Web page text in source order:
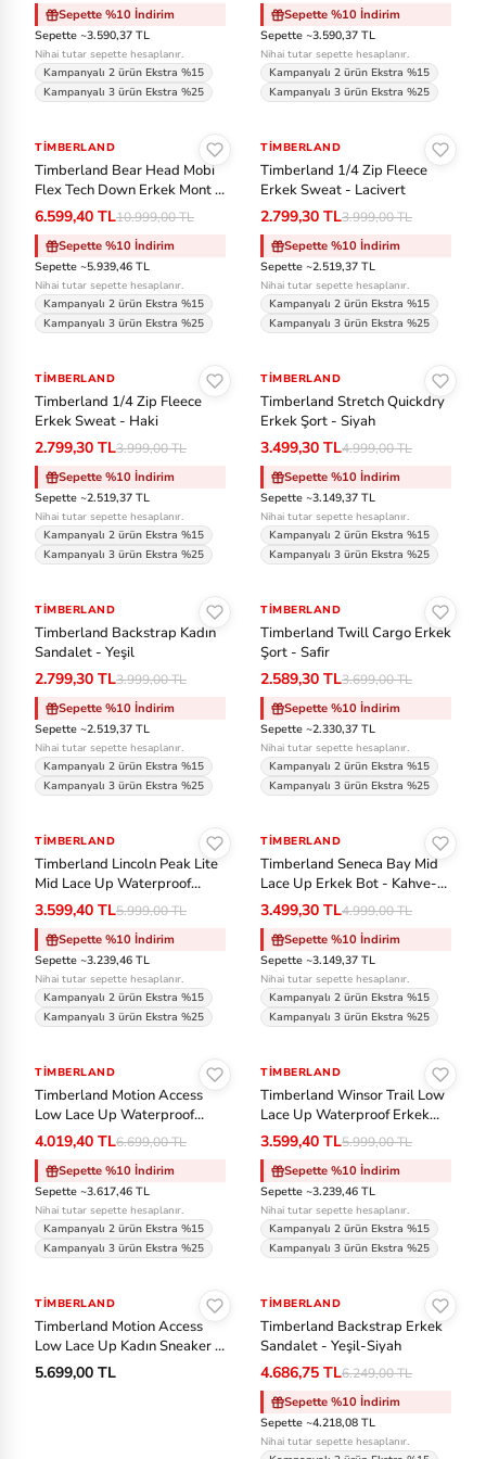
y
P
u
a
S
al
o
m
o
S
au
co
ny
S
ch
er
Sl
a
m
an
le
y
Ti
m
b
la
n
d
U
n
d
A
m
Sepette %10 İndirim
Sepette ~3.590,37 TL
Nihai tutar sepette hesaplanır.
Kampanyalı 2 ürün Ekstra %15
Kampanyalı 3 ürün Ekstra %25
Sepette %10 İndirim
Sepette ~3.590,37 TL
Nihai tutar sepette hesaplanır.
Kampanyalı 2 ürün Ekstra %15
Kampanyalı 3 ürün Ekstra %25
-%40
TIMBERLAND
Timberland Bear Head Mobi
Flex Tech Down Erkek Mont -
Siyah
6.599,40 TL10.999,00 TL
Sepette %10 İndirim
Sepette ~5.939,46 TL
Nihai tutar sepette hesaplanır.
Kampanyalı 2 ürün Ekstra %15
Kampanyalı 3 ürün Ekstra %25
-%30
TIMBERLAND
Timberland 1/4 Zip Fleece
Erkek Sweat - Lacivert
2.799,30 TL3.999,00 TL
Sepette %10 İndirim
Sepette ~2.519,37 TL
Nihai tutar sepette hesaplanır.
Kampanyalı 2 ürün Ekstra %15
Kampanyalı 3 ürün Ekstra %25
-%30
TIMBERLAND
Timberland 1/4 Zip Fleece
Erkek Sweat - Haki
2.799,30 TL3.999,00 TL
Sepette %10 İndirim
Sepette ~2.519,37 TL
Nihai tutar sepette hesaplanır.
Kampanyalı 2 ürün Ekstra %15
Kampanyalı 3 ürün Ekstra %25
-%30
TIMBERLAND
Timberland Stretch Quickdry
Erkek Şort - Siyah
3.499,30 TL4.999,00 TL
Sepette %10 İndirim
Sepette ~3.149,37 TL
Nihai tutar sepette hesaplanır.
Kampanyalı 2 ürün Ekstra %15
Kampanyalı 3 ürün Ekstra %25
-%30
TIMBERLAND
Timberland Backstrap Kadın
Sandalet - Yeşil
2.799,30 TL3.999,00 TL
Sepette %10 İndirim
Sepette ~2.519,37 TL
Nihai tutar sepette hesaplanır.
Kampanyalı 2 ürün Ekstra %15
Kampanyalı 3 ürün Ekstra %25
-%30
TIMBERLAND
Timberland Twill Cargo Erkek
Şort - Safir
2.589,30 TL3.699,00 TL
Sepette %10 İndirim
Sepette ~2.330,37 TL
Nihai tutar sepette hesaplanır.
Kampanyalı 2 ürün Ekstra %15
Kampanyalı 3 ürün Ekstra %25
-%40
TIMBERLAND
Timberland Lincoln Peak Lite
Mid Lace Up Waterproof
Erkek Bot - Siyah-Kahve
3.599,40 TL5.999,00 TL
Sepette %10 İndirim
Sepette ~3.239,46 TL
Nihai tutar sepette hesaplanır.
Kampanyalı 2 ürün Ekstra %15
Kampanyalı 3 ürün Ekstra %25
-%30
TIMBERLAND
Timberland Seneca Bay Mid
Lace Up Erkek Bot - Kahve-
Krem
3.499,30 TL4.999,00 TL
Sepette %10 İndirim
Sepette ~3.149,37 TL
Nihai tutar sepette hesaplanır.
Kampanyalı 2 ürün Ekstra %15
Kampanyalı 3 ürün Ekstra %25
-%40
TIMBERLAND
Timberland Motion Access
Low Lace Up Waterproof
Kadın Sneaker - Krem-Bej
4.019,40 TL6.699,00 TL
Sepette %10 İndirim
Sepette ~3.617,46 TL
Nihai tutar sepette hesaplanır.
Kampanyalı 2 ürün Ekstra %15
Kampanyalı 3 ürün Ekstra %25
-%40
TIMBERLAND
Timberland Winsor Trail Low
Lace Up Waterproof Erkek
Günlük Ayakkabı - Siyah
3.599,40 TL5.999,00 TL
Sepette %10 İndirim
Sepette ~3.239,46 TL
Nihai tutar sepette hesaplanır.
Kampanyalı 2 ürün Ekstra %15
Kampanyalı 3 ürün Ekstra %25
TIMBERLAND
Timberland Motion Access
Low Lace Up Kadın Sneaker -
Siyah-Antrasit
5.699,00 TL
-%25
TIMBERLAND
Timberland Backstrap Erkek
Sandalet - Yeşil-Siyah
4.686,75 TL6.249,00 TL
Sepette %10 İndirim
Sepette ~4.218,08 TL
Nihai tutar sepette hesaplanır.